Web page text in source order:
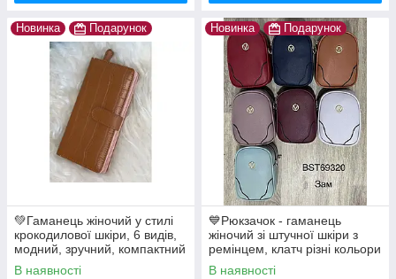
Новинка Подарунок
💚Гаманець жіночий у стилі
крокодилової шкіри, 6 видів,
модний, зручний, компактний
В наявності
Новинка Подарунок
💙Рюкзачок - гаманець
жіночий зі штучної шкіри з
ремінцем, клатч різні кольори
В наявності